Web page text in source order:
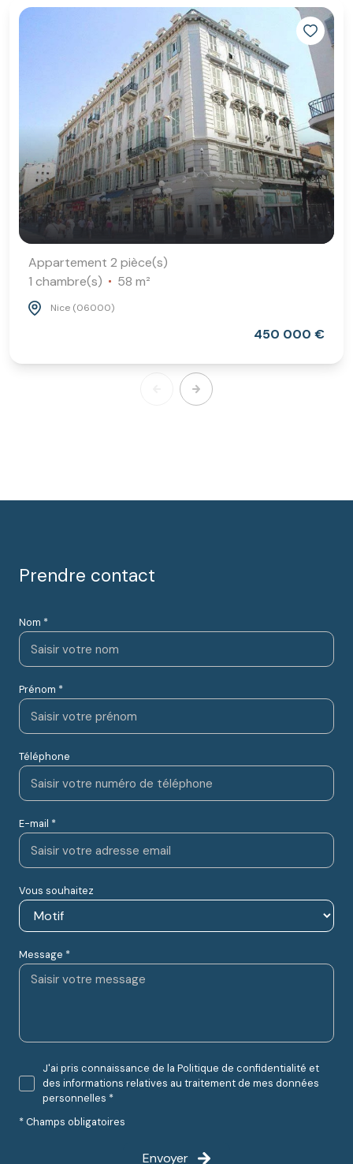
Appartement 2 pièce(s)
1 chambre(s)
58 m²
Nice (06000)
450 000 €
Prendre contact
Nom *
Prénom *
Téléphone
E-mail *
Vous souhaitez
Message *
J'ai pris connaissance de la Politique de confidentialité et
des informations relatives au traitement de mes données
personnelles *
* Champs obligatoires
Envoyer